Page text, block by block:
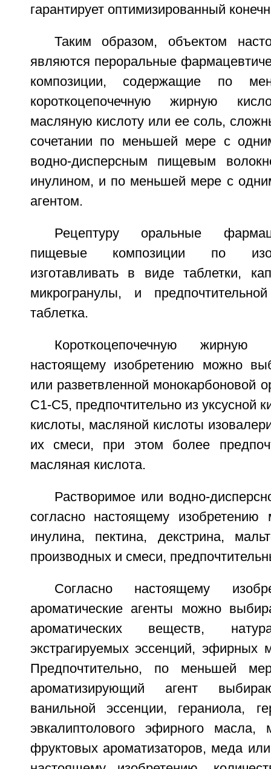
гарантирует оптимизированный
Таким образом, объектом
являются пероральные
композиции, содержащие по
короткоцепочечную жирную
масляную кислоту или ее соль,
сочетании по меньшей мере с
водно-дисперсным пищевым
инулином, и по меньшей мере с
агентом.
Рецептуру оральные
пищевые композиции по
изготавливать в виде таблетки,
микрогранулы, и
таблетка.
Короткоцепочечную жирную
настоящему изобретению можно
или разветвленной монокарбоновой
C1-C5, предпочтительно из уксусной
кислоты, масляной кислоты
их смеси, при этом более
масляная кислота.
Растворимое или водно-
согласно настоящему
инулина, пектина, декстрина,
производных и смеси,
Согласно настоящему
ароматические агенты можно
ароматических веществ,
экстрагируемых эссенций, эфирных
Предпочтительно, по меньшей
ароматизирующий агент
ванильной эссенции, гераниола,
эвкалиптолового эфирного масла,
фруктовых ароматизаторов, меда